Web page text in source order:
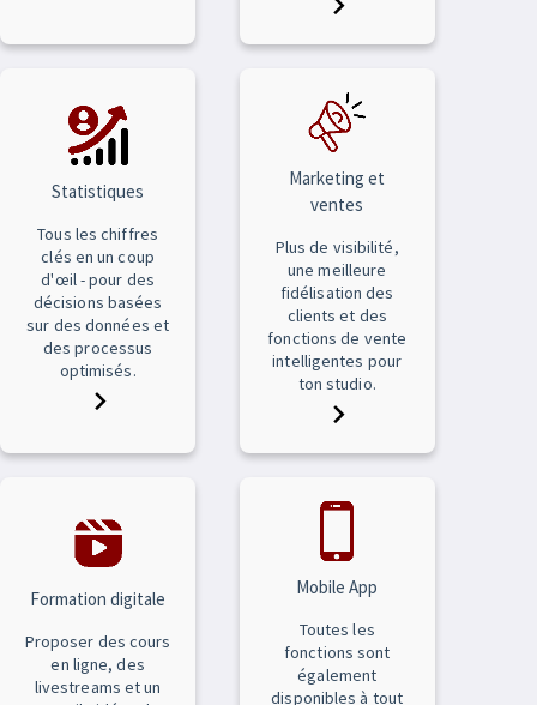
Statistiques
Tous les chiffres
clés en un coup
d'œil - pour des
décisions basées
sur des données et
des processus
optimisés.
Marketing et
ventes
Plus de visibilité,
une meilleure
fidélisation des
clients et des
fonctions de vente
intelligentes pour
ton studio.
Formation digitale
Proposer des cours
en ligne, des
livestreams et un
Mobile App
Toutes les
fonctions sont
également
disponibles à tout